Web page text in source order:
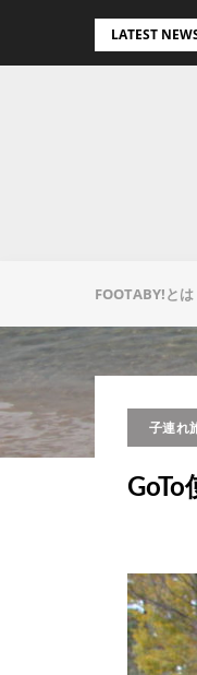
LATEST
ャリーオンバッグ
FOOTABY!とは
子連れ